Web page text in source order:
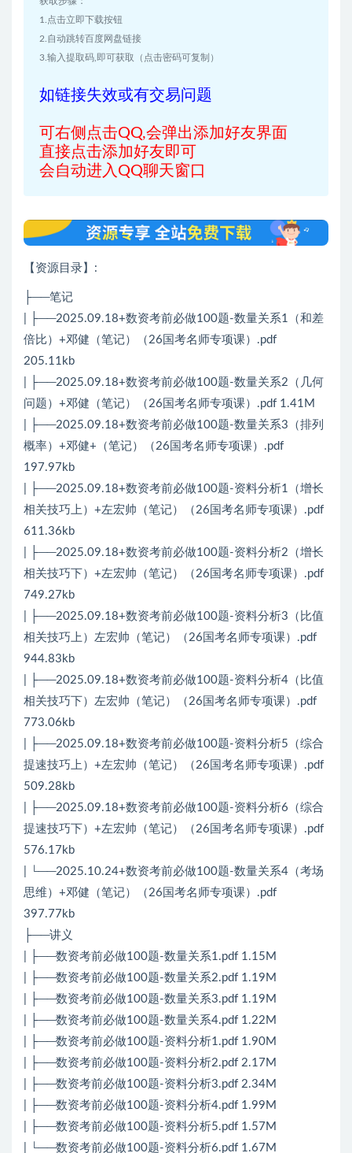
1.点击立即下载按钮
2.自动跳转百度网盘链接
3.输入提取码,即可获取（点击密码可复制）
如链接失效或有交易问题
可右侧点击QQ,会弹出添加好友界面
直接点击添加好友即可
会自动进入QQ聊天窗口
【资源目录】:
├──笔记
| ├──2025.09.18+数资考前必做100题-数量关系1（和差
倍比）+邓健（笔记）（26国考名师专项课）.pdf
205.11kb
| ├──2025.09.18+数资考前必做100题-数量关系2（几何
问题）+邓健（笔记）（26国考名师专项课）.pdf 1.41M
| ├──2025.09.18+数资考前必做100题-数量关系3（排列
概率）+邓健+（笔记）（26国考名师专项课）.pdf
197.97kb
| ├──2025.09.18+数资考前必做100题-资料分析1（增长
相关技巧上）+左宏帅（笔记）（26国考名师专项课）.pdf
611.36kb
| ├──2025.09.18+数资考前必做100题-资料分析2（增长
相关技巧下）+左宏帅（笔记）（26国考名师专项课）.pdf
749.27kb
| ├──2025.09.18+数资考前必做100题-资料分析3（比值
相关技巧上）左宏帅（笔记）（26国考名师专项课）.pdf
944.83kb
| ├──2025.09.18+数资考前必做100题-资料分析4（比值
相关技巧下）左宏帅（笔记）（26国考名师专项课）.pdf
773.06kb
| ├──2025.09.18+数资考前必做100题-资料分析5（综合
提速技巧上）+左宏帅（笔记）（26国考名师专项课）.pdf
509.28kb
| ├──2025.09.18+数资考前必做100题-资料分析6（综合
提速技巧下）+左宏帅（笔记）（26国考名师专项课）.pdf
576.17kb
| └──2025.10.24+数资考前必做100题-数量关系4（考场
思维）+邓健（笔记）（26国考名师专项课）.pdf
397.77kb
├──讲义
| ├──数资考前必做100题-数量关系1.pdf 1.15M
| ├──数资考前必做100题-数量关系2.pdf 1.19M
| ├──数资考前必做100题-数量关系3.pdf 1.19M
| ├──数资考前必做100题-数量关系4.pdf 1.22M
| ├──数资考前必做100题-资料分析1.pdf 1.90M
| ├──数资考前必做100题-资料分析2.pdf 2.17M
| ├──数资考前必做100题-资料分析3.pdf 2.34M
| ├──数资考前必做100题-资料分析4.pdf 1.99M
| ├──数资考前必做100题-资料分析5.pdf 1.57M
| └──数资考前必做100题-资料分析6.pdf 1.67M